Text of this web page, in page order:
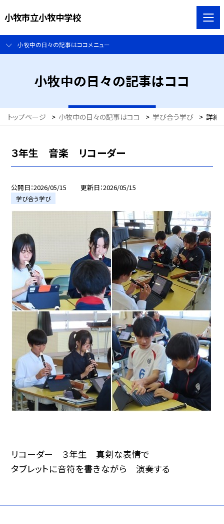
小牧市立小牧中学校
小牧中の日々の記事はココメニュー
小牧中の日々の記事はココ
トップページ > 小牧中の日々の記事はココ > 学び合う学び > 詳細
３年生 音楽 リコーダー
公開日 2026/05/15 更新日 2026/05/15
学び合う学び
リコーダー ３年生 真剣な表情で
タブレットに音符を書きながら 演奏する